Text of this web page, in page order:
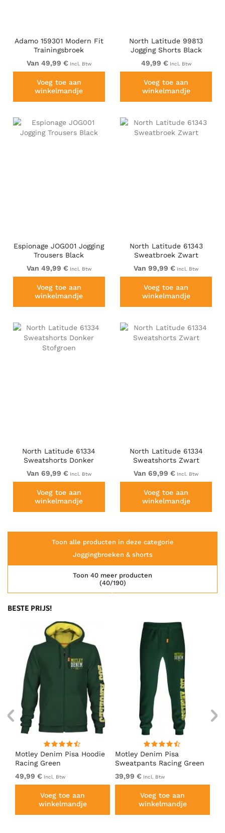
Adamo 159301 Modern Fit
Trainingsbroek
Donkerblauw
Van 49,99 € Incl. Btw
Voeg toe aan
winkelmandje
North Latitude 99813
Jogging Shorts Black
49,99 € Incl. Btw
Voeg toe aan
winkelmandje
Espionage JOG001 Jogging
Trousers Black
Van 49,99 € Incl. Btw
Voeg toe aan
winkelmandje
North Latitude 61343
Sweatbroek Zwart
Van 99,99 € Incl. Btw
Voeg toe aan
winkelmandje
North Latitude 61334
Sweatshorts Donker
Stofgroen
Van 69,99 € Incl. Btw
Voeg toe aan
winkelmandje
North Latitude 61334
Sweatshorts Zwart
Van 69,99 € Incl. Btw
Voeg toe aan
winkelmandje
Toon alle producten in deze categorie
Joggingbroeken & shorts
(40/190)
Toon 40 meer producten
BESTE PRIJS!
Motley Denim Pisa Hoodie
Racing Green
49,99 € Incl. Btw
Voeg toe aan
winkelmandje
Motley Denim Pisa
Sweatpants Racing Green
39,99 € Incl. Btw
Voeg toe aan
winkelmandje